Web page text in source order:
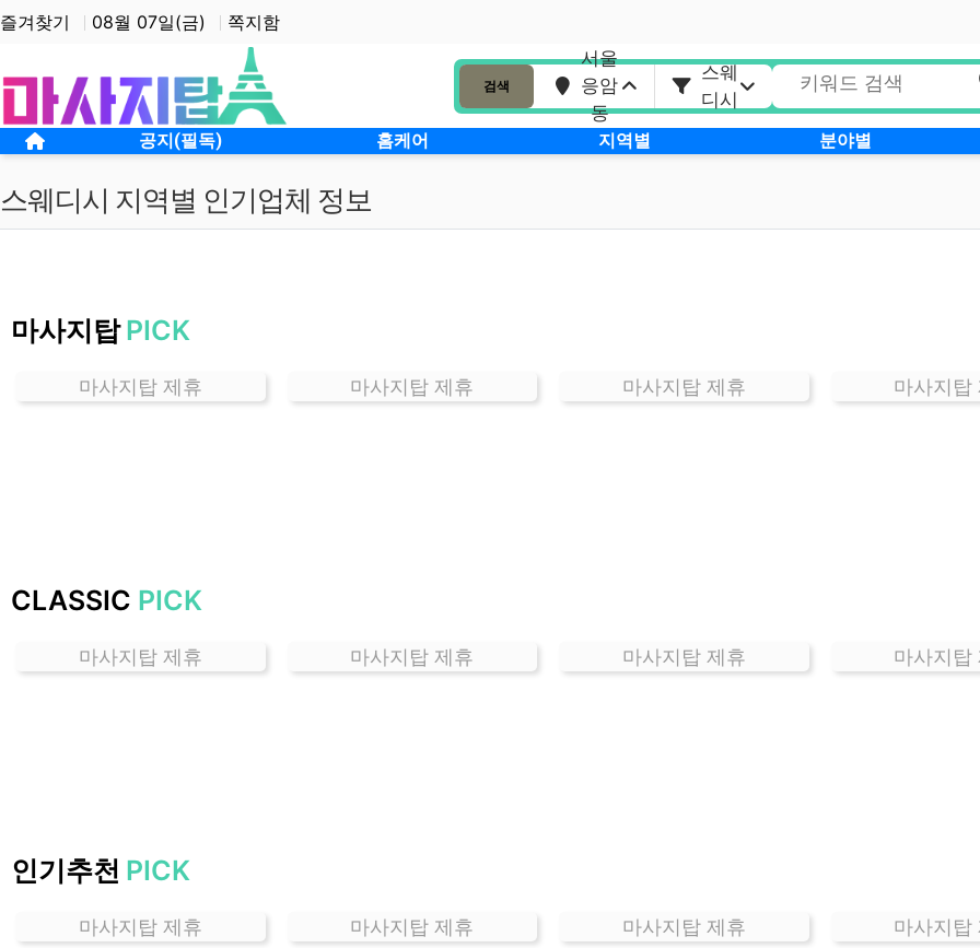
상단 네비
즐겨찾기 08월 07일(금) 쪽지함
검색
서울
응암
동
스웨
디시
메인 메뉴 공지(필독) 홈케어 지역별 분야별
홈으로
스웨디시 지역별 인기업체 정보
응
곳
가
추
천
마사지탑 PICK
마사지탑 제휴 마사지탑 제휴 마사지탑 제휴 마사지탑
CLASSIC PICK
마사지탑 제휴 마사지탑 제휴 마사지탑 제휴 마사지탑
인기추천 PICK
마사지탑 제휴 마사지탑 제휴 마사지탑 제휴 마사지탑